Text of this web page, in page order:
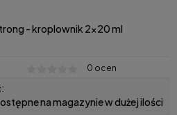
- kroplownik 2x20 ml
0 ocen
na magazynie w dużej ilości